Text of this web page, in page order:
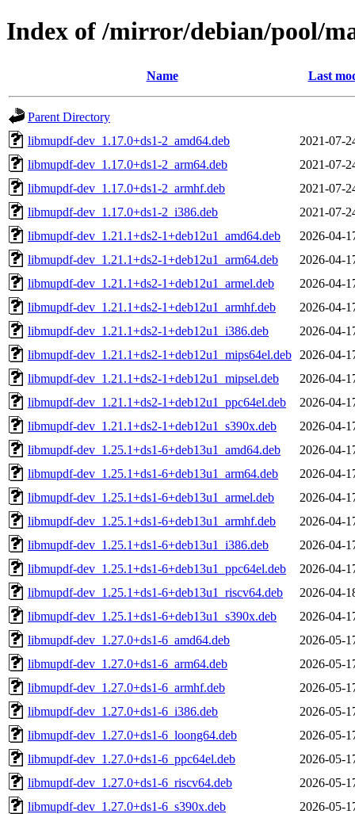
Index of /mirror/debian/pool/
Name Last
Parent Directory
libmupdf-dev_1.17.0+ds1-2_amd64.deb
2021-07-
libmupdf-dev_1.17.0+ds1-2_arm64.deb
2021-07-
libmupdf-dev_1.17.0+ds1-2_armhf.deb
2021-07-
libmupdf-dev_1.17.0+ds1-2_i386.deb
2021-07-
libmupdf-dev_1.21.1+ds2-1+deb12u1_amd64.deb
2026-04-
libmupdf-dev_1.21.1+ds2-1+deb12u1_arm64.deb
2026-04-
libmupdf-dev_1.21.1+ds2-1+deb12u1_armel.deb
2026-04-
libmupdf-dev_1.21.1+ds2-1+deb12u1_armhf.deb
2026-04-
libmupdf-dev_1.21.1+ds2-1+deb12u1_i386.deb
2026-04-
libmupdf-dev_1.21.1+ds2-1+deb12u1_mips64el.deb
2026-04-
libmupdf-dev_1.21.1+ds2-1+deb12u1_mipsel.deb
2026-04-
libmupdf-dev_1.21.1+ds2-1+deb12u1_ppc64el.deb
2026-04-
libmupdf-dev_1.21.1+ds2-1+deb12u1_s390x.deb
2026-04-
libmupdf-dev_1.25.1+ds1-6+deb13u1_amd64.deb
2026-04-
libmupdf-dev_1.25.1+ds1-6+deb13u1_arm64.deb
2026-04-
libmupdf-dev_1.25.1+ds1-6+deb13u1_armel.deb
2026-04-
libmupdf-dev_1.25.1+ds1-6+deb13u1_armhf.deb
2026-04-
libmupdf-dev_1.25.1+ds1-6+deb13u1_i386.deb
2026-04-
libmupdf-dev_1.25.1+ds1-6+deb13u1_ppc64el.deb
2026-04-
libmupdf-dev_1.25.1+ds1-6+deb13u1_riscv64.deb
2026-04-
libmupdf-dev_1.25.1+ds1-6+deb13u1_s390x.deb
2026-04-
libmupdf-dev_1.27.0+ds1-6_amd64.deb
2026-05-
libmupdf-dev_1.27.0+ds1-6_arm64.deb
2026-05-
libmupdf-dev_1.27.0+ds1-6_armhf.deb
2026-05-
libmupdf-dev_1.27.0+ds1-6_i386.deb
2026-05-
libmupdf-dev_1.27.0+ds1-6_loong64.deb
2026-05-
libmupdf-dev_1.27.0+ds1-6_ppc64el.deb
2026-05-
libmupdf-dev_1.27.0+ds1-6_riscv64.deb
2026-05-
libmupdf-dev_1.27.0+ds1-6_s390x.deb
2026-05-